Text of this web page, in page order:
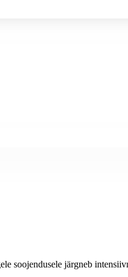
järgneb